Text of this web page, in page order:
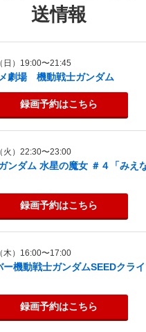
送情報
日）19:00〜21:45
劇場 機動戦士ガンダム
録画予約はこちら
火）22:30〜23:00
ンダム 水星の魔女 ＃４「みえ
録画予約はこちら
木）16:00〜17:00
ー機動戦士ガンダムSEEDクラ
録画予約はこちら